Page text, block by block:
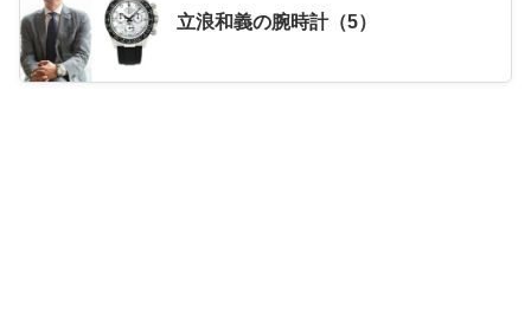
立浪和義の腕時計（5）